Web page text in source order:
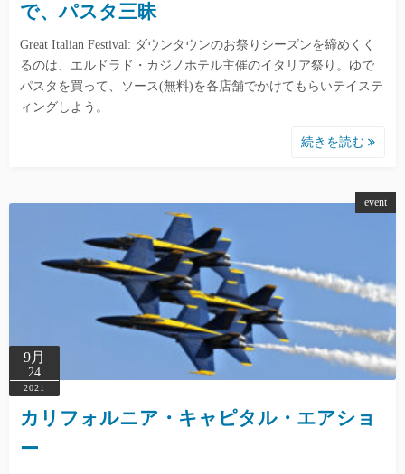
で、パスタ三昧
Great Italian Festival: ダウンタウンのお祭りシーズンを締めくく
るのは、エルドラド・カジノホテル主催のイタリア祭り。ゆで
パスタを買って、ソース(無料)を各店舗でかけてもらいテイステ
ィングしよう。
続きを読む
event
9月
24
2021
カリフォルニア・キャピタル・エアショ
ー